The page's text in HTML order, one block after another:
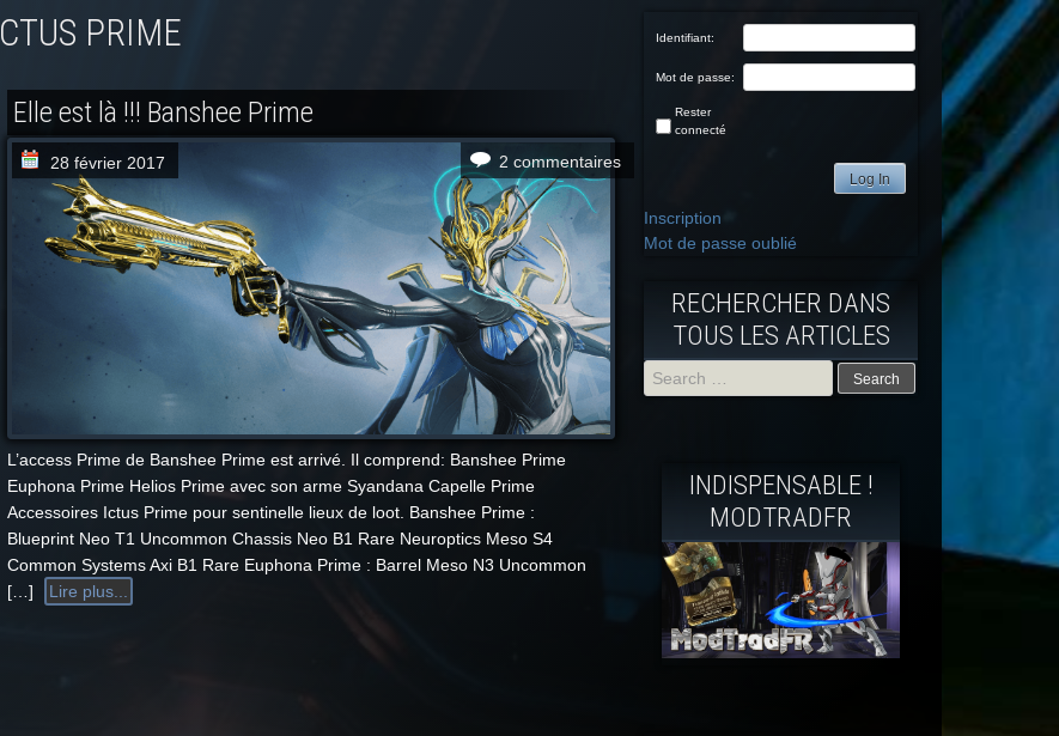
ICTUS PRIME
Elle est là !!! Banshee Prime
28 février 2017 2 commentaires
L’access Prime de Banshee Prime est arrivé. Il comprend: Banshee Prime
Euphona Prime Helios Prime avec son arme Syandana Capelle Prime
Accessoires Ictus Prime pour sentinelle lieux de loot. Banshee Prime :
Blueprint Neo T1 Uncommon Chassis Neo B1 Rare Neuroptics Meso S4
Common Systems Axi B1 Rare Euphona Prime : Barrel Meso N3 Uncommon
[…]
Lire plus...
Identifiant:
Mot de passe:
Rester
connecté
Log In
Inscription
Mot de passe oublié
RECHERCHER DANS
TOUS LES ARTICLES
INDISPENSABLE !
MODTRADFR